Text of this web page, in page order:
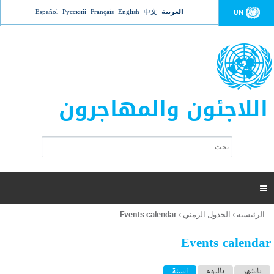
Jump to navigation UN العربية 中文
English
Français
Русский
Español
اللاجئون والمهاجرون
ت
ر
ل
ح
ب

أنت
هنا
الرئيسية › الجدول الزمني ›
Events calendar
Events calendar